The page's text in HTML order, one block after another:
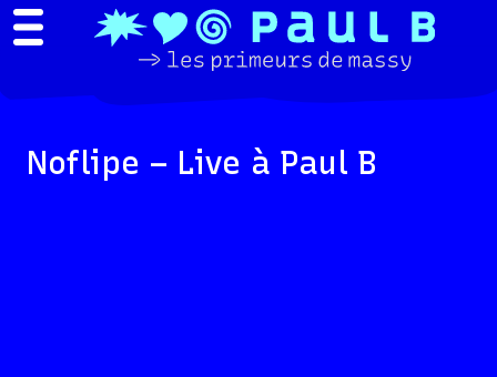
Noflipe – Live à Paul B